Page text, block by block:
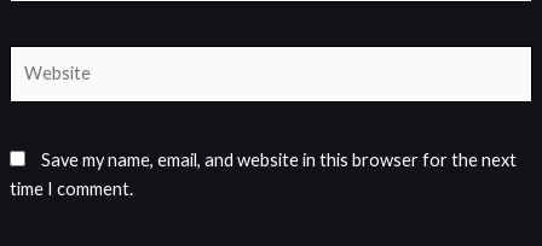
Save my name, email, and website in this browser for the next
time I comment.